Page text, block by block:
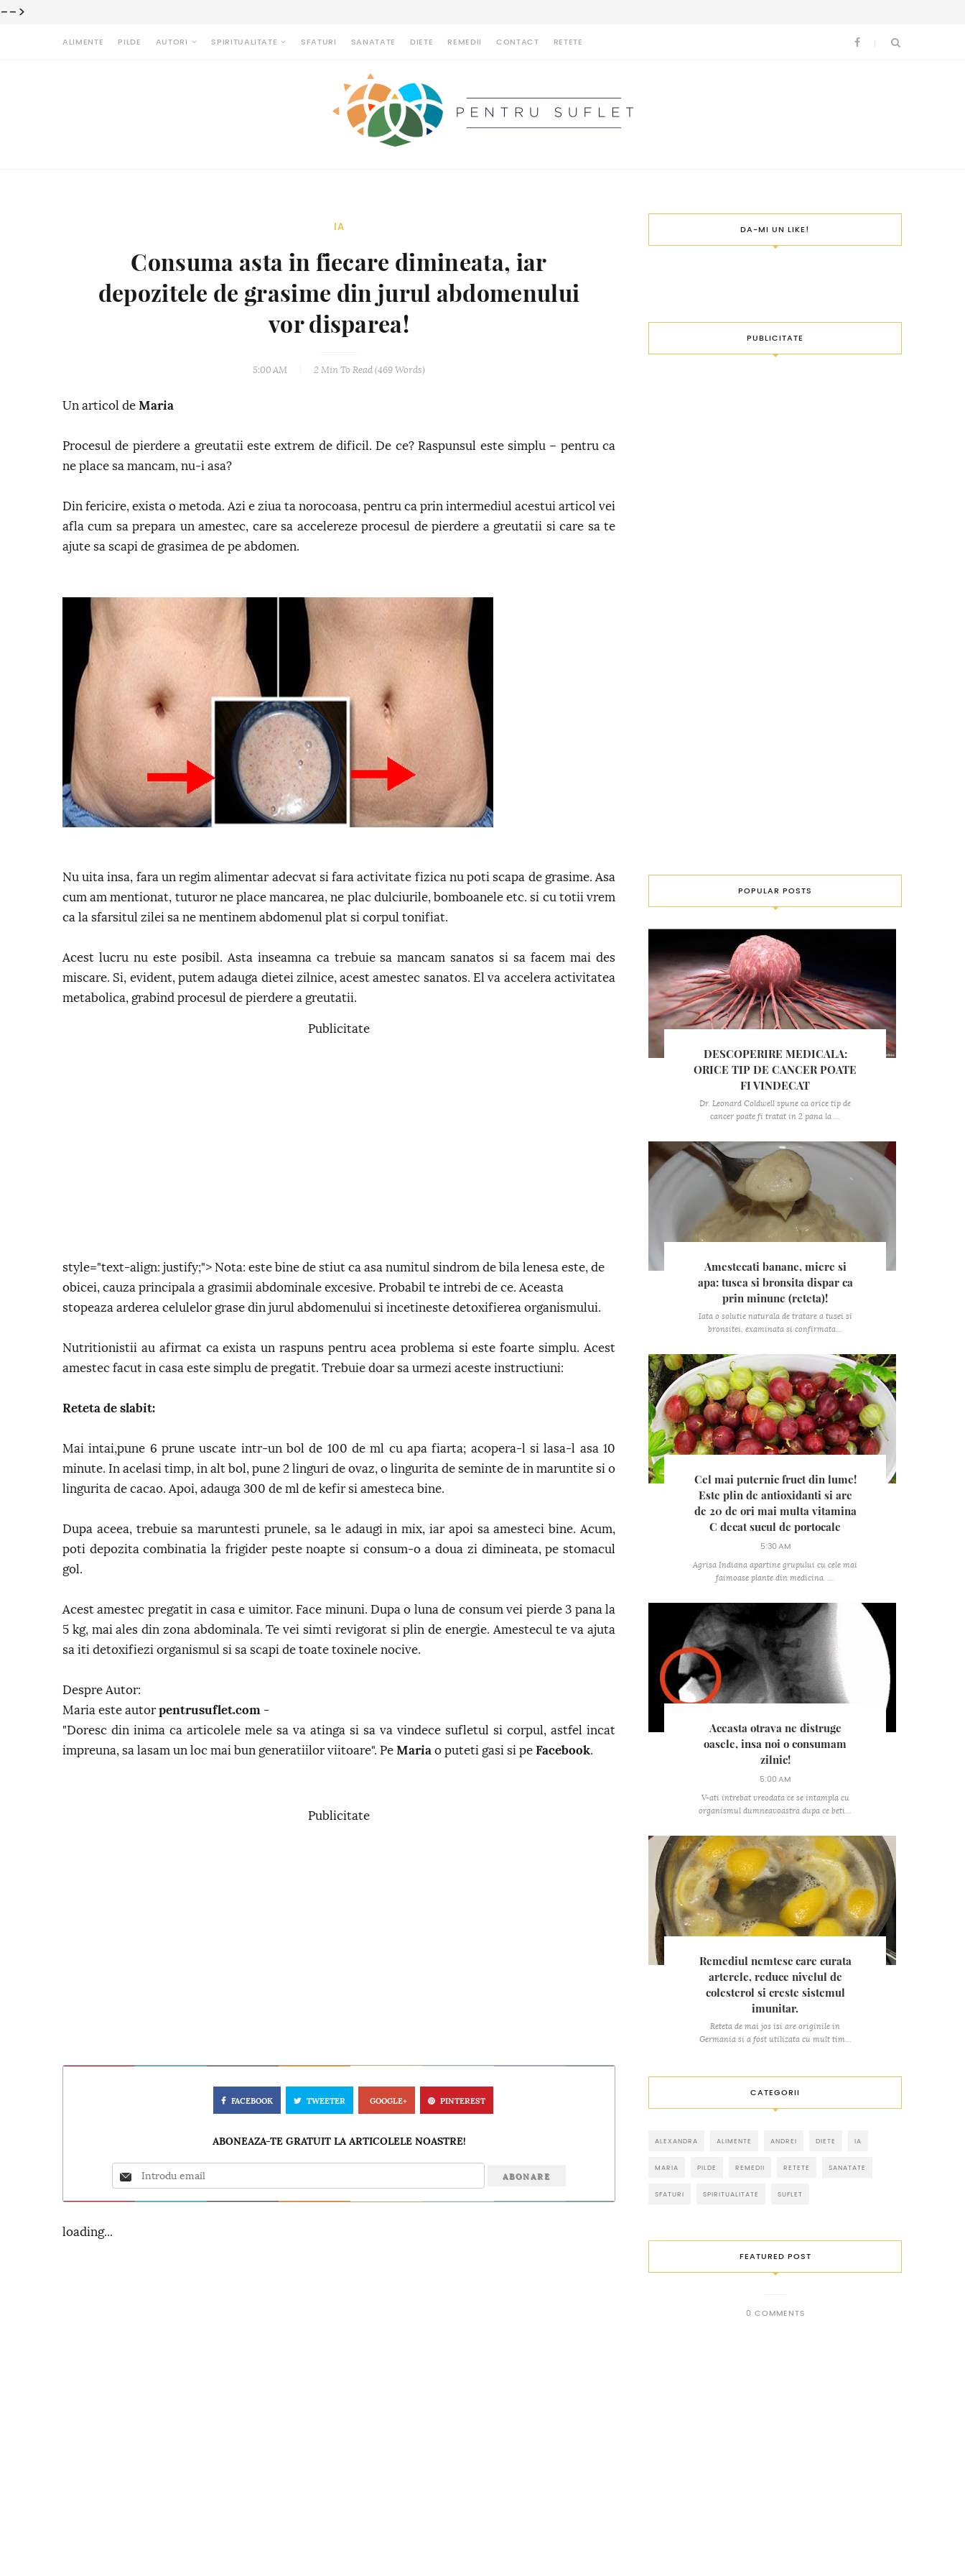
-->
ALIMENTE PILDE AUTORI SPIRITUALITATE SFATURI SANATATE DIETE REMEDII CONTACT RETETE
IA
Consuma asta in fiecare dimineata, iar
depozitele de grasime din jurul abdomenului
vor disparea!
5:00 AM 2 Min To Read (469 Words)
Un articol de Maria
Procesul de pierdere a greutatii este extrem de dificil. De ce? Raspunsul este simplu – pentru ca
ne place sa mancam, nu-i asa?
Din fericire, exista o metoda. Azi e ziua ta norocoasa, pentru ca prin intermediul acestui articol vei
afla cum sa prepara un amestec, care sa accelereze procesul de pierdere a greutatii si care sa te
ajute sa scapi de grasimea de pe abdomen.
Nu uita insa, fara un regim alimentar adecvat si fara activitate fizica nu poti scapa de grasime. Asa
cum am mentionat, tuturor ne place mancarea, ne plac dulciurile, bomboanele etc. si cu totii vrem
ca la sfarsitul zilei sa ne mentinem abdomenul plat si corpul tonifiat.
Acest lucru nu este posibil. Asta inseamna ca trebuie sa mancam sanatos si sa facem mai des
miscare. Si, evident, putem adauga dietei zilnice, acest amestec sanatos. El va accelera activitatea
metabolica, grabind procesul de pierdere a greutatii.
Publicitate
style="text-align: justify;"> Nota: este bine de stiut ca asa numitul sindrom de bila lenesa este, de
obicei, cauza principala a grasimii abdominale excesive. Probabil te intrebi de ce. Aceasta
stopeaza arderea celulelor grase din jurul abdomenului si incetineste detoxifierea organismului.
Nutritionistii au afirmat ca exista un raspuns pentru acea problema si este foarte simplu. Acest
amestec facut in casa este simplu de pregatit. Trebuie doar sa urmezi aceste instructiuni:
Reteta de slabit:
Mai intai,pune 6 prune uscate intr-un bol de 100 de ml cu apa fiarta; acopera-l si lasa-l asa 10
minute. In acelasi timp, in alt bol, pune 2 linguri de ovaz, o lingurita de seminte de in maruntite si o
lingurita de cacao. Apoi, adauga 300 de ml de kefir si amesteca bine.
Dupa aceea, trebuie sa maruntesti prunele, sa le adaugi in mix, iar apoi sa amesteci bine. Acum,
poti depozita combinatia la frigider peste noapte si consum-o a doua zi dimineata, pe stomacul
gol.
Acest amestec pregatit in casa e uimitor. Face minuni. Dupa o luna de consum vei pierde 3 pana la
5 kg, mai ales din zona abdominala. Te vei simti revigorat si plin de energie. Amestecul te va ajuta
sa iti detoxifiezi organismul si sa scapi de toate toxinele nocive.
Despre Autor:
Maria este autorpentrusuflet.com -
"Doresc din inima ca articolele mele sa va atinga si sa va vindece sufletul si corpul, astfel incat
impreuna, sa lasam un loc mai bun generatiilor viitoare". Pe Maria o puteti gasi si pe Facebook.
Publicitate
FACEBOOK TWEETER GOOGLE+ PINTEREST
ABONEAZA-TE GRATUIT LA ARTICOLELE NOASTRE!
loading...
DA-MI UN LIKE!
PUBLICITATE
POPULAR POSTS
DESCOPERIRE MEDICALA:
ORICE TIP DE CANCER POATE
FI VINDECAT
Dr. Leonard Coldwell spune ca orice tip de
cancer poate fi tratat in 2 pana la ...
Amestecati banane, miere si
apa: tusea si bronsita dispar ca
prin minune (reteta)!
Iata o solutie naturala de tratare a tusei si
bronsitei, examinata si confirmata...
Cel mai puternic fruct din lume!
Este plin de antioxidanti si are
de 20 de ori mai multa vitamina
C decat sucul de portocale
5:30 AM
Agrisa Indiana apartine grupului cu cele mai
faimoase plante din medicina. ...
Aceasta otrava ne distruge
oasele, insa noi o consumam
zilnic!
5:00 AM
V-ati intrebat vreodata ce se intampla cu
organismul dumneavoastra dupa ce beti...
Remediul nemtesc care curata
arterele, reduce nivelul de
colesterol si creste sistemul
imunitar.
Reteta de mai jos isi are originile in
Germania si a fost utilizata cu mult tim...
CATEGORII
ALEXANDRA ALIMENTE ANDREI DIETE IA
MARIA PILDE REMEDII RETETE SANATATE
SFATURI SPIRITUALITATE SUFLET
FEATURED POST
0 COMMENTS